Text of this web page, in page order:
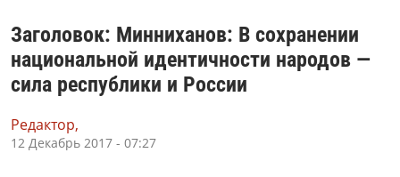
Заголовок: Минниханов: В сохранении
национальной идентичности народов —
сила республики и России
Редактор,
12 Декабрь 2017 - 07:27